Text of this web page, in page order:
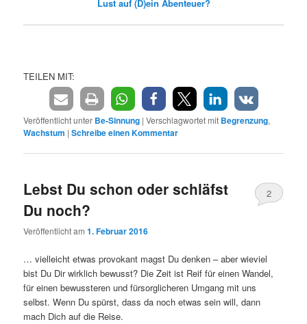
Lust auf (D)ein Abenteuer?
TEILEN MIT:
Veröffentlicht unter Be-Sinnung |Verschlagwortet mit Begrenzung,
Wachstum |Schreibe einen Kommentar
Lebst Du schon oder schläfst
Du noch?
Veröffentlicht am1. Februar 2016
2
… vielleicht etwas provokant magst Du denken – aber wieviel
bist Du Dir wirklich bewusst? Die Zeit ist Reif für einen Wandel,
für einen bewussteren und fürsorglicheren Umgang mit uns
selbst. Wenn Du spürst, dass da noch etwas sein will, dann
mach Dich auf die Reise.